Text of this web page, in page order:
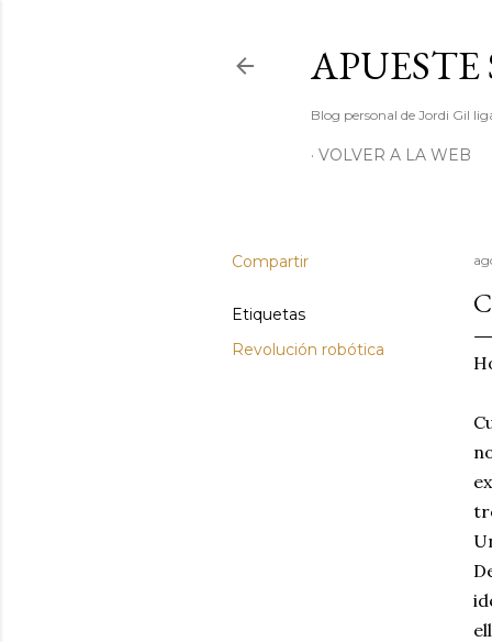
Blog personal de Jordi Gil
VOLVER A LA WEB
Compartir
Etiquetas
Revolución robótica